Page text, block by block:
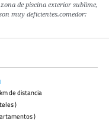
de piscina exterior sublime,
muy deficientes,comedor:
de distancia
)
)